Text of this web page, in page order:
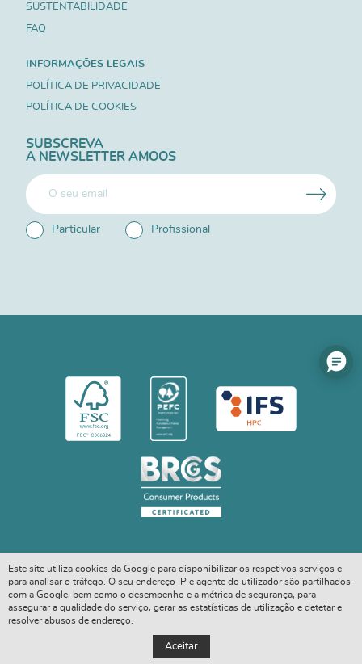
SUSTENTABILIDADE
FAQ
INFORMAÇÕES LEGAIS
POLÍTICA DE PRIVACIDADE
POLÍTICA DE COOKIES
SUBSCREVA
A NEWSLETTER AMOOS
Particular Profissional
Este site utiliza cookies da Google para disponibilizar os respetivos serviços e
para analisar o tráfego. O seu endereço IP e agente do utilizador são partilhados
com a Google, bem como o desempenho e a métrica de segurança, para
assegurar a qualidade do serviço, gerar as estatísticas de utilização e detetar e
resolver abusos de endereço.
Aceitar